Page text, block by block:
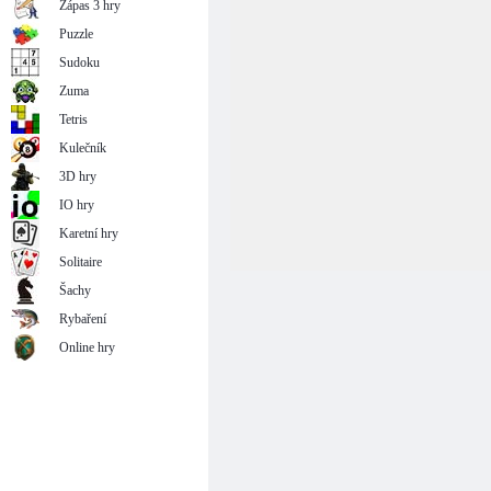
Zápas 3 hry
Puzzle
Sudoku
Zuma
Tetris
Kulečník
3D hry
IO hry
Karetní hry
Solitaire
Šachy
Rybaření
Online hry